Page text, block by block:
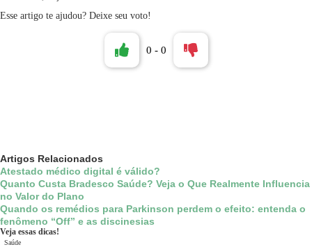
Esse artigo te ajudou? Deixe seu voto!
0 - 0
Artigos Relacionados
Atestado médico digital é válido?
Quanto Custa Bradesco Saúde? Veja o Que Realmente Influencia
no Valor do Plano
Quando os remédios para Parkinson perdem o efeito: entenda o
fenômeno “Off” e as discinesias
Veja essas dicas!
Saúde